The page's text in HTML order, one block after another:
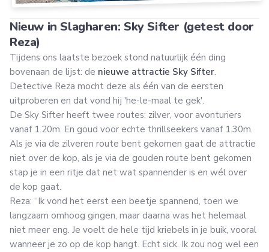
Nieuw in Slagharen: Sky Sifter (getest door
Reza)
Tijdens ons laatste bezoek stond natuurlijk één ding
bovenaan de lijst: de nieuwe attractie Sky Sifter.
Detective Reza mocht deze als één van de eersten
uitproberen en dat vond hij 'he-le-maal te gek'.
De Sky Sifter heeft twee routes: zilver, voor avonturiers
vanaf 1.20m. En goud voor echte thrillseekers vanaf 1.30m.
Als je via de zilveren route bent gekomen gaat de attractie
niet over de kop, als je via de gouden route bent gekomen
stap je in een ritje dat net wat spannender is en wél over
de kop gaat.
Reza: “Ik vond het eerst een beetje spannend, toen we
langzaam omhoog gingen, maar daarna was het helemaal
niet meer eng. Je voelt de hele tijd kriebels in je buik, vooral
wanneer je zo op de kop hangt. Echt sick. Ik zou nog wel een